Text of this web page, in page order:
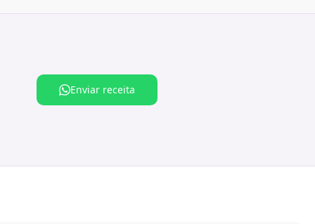
Enviar receita